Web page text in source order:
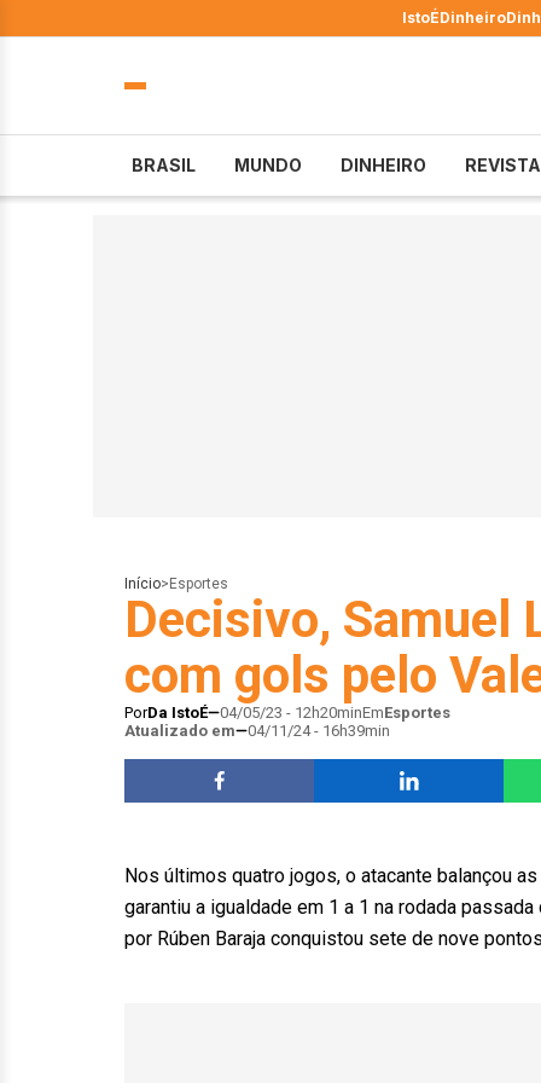
IstoÉDinheiro
BRASIL MUNDO DINHEIRO REVISTA
Início> Esportes
Decisivo, Samuel
com gols pelo
PorDa IstoÉ 04/05/23 - 12h20minEmEsportes
Atualizado em
04/11/24 - 16h39min
Nos últimos quatro jogos, o atacante balançou
garantiu a igualdade em 1 a 1 na rodada
por Rúben Baraja conquistou sete de nove